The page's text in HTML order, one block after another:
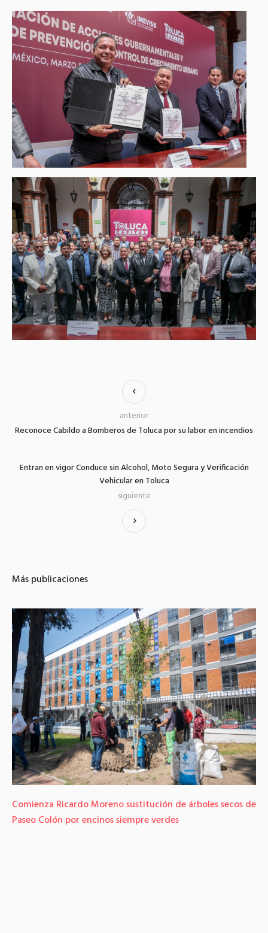
Reconoce Cabildo a Bomberos de Toluca por su labor en incendios
anterior
Entran en vigor Conduce sin Alcohol, Moto Segura y Verificación
Vehicular en Toluca
siguiente
Más publicaciones
Comienza Ricardo Moreno sustitución de árboles secos de
Paseo Colón por encinos siempre verdes